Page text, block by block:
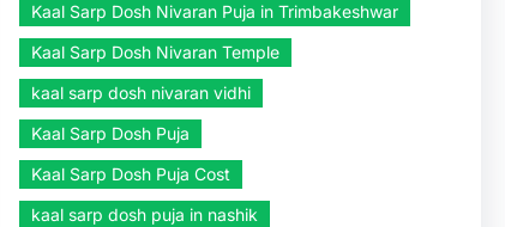
Kaal Sarp Dosh Nivaran Puja in Trimbakeshwar
Kaal Sarp Dosh Nivaran Temple
kaal sarp dosh nivaran vidhi
Kaal Sarp Dosh Puja
Kaal Sarp Dosh Puja Cost
kaal sarp dosh puja in nashik